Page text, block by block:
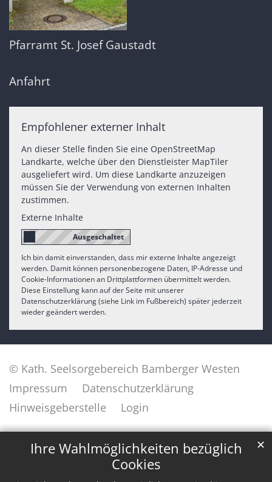
Ihre Wahlmöglichkeiten bezüglich
Cookies
✕
Pfarramt St. Josef Gaustadt
Anfahrt
Empfohlener externer Inhalt
An dieser Stelle finden Sie eine OpenStreetMap
Landkarte, welche über den Dienstleister MapTiler
ausgeliefert wird. Um diese Landkarte anzuzeigen
müssen Sie der Verwendung von externen Inhalten
zustimmen.
Externe Inhalte
Ich bin damit einverstanden, dass mir externe Inhalte angezeigt
werden. Damit können personenbezogene Daten, IP-Adresse und
Cookie-Informationen an Drittplattformen übermittelt werden.
Diese Einstellung kann auf der Seite mit unserer
Datenschutzerklärung (siehe Link im Fußbereich) später jederzeit
wieder geändert werden.
© Kath. Seelsorgebereich Bamberger Westen
Impressum
Datenschutzerklärung
Hinweisgeberstelle
Login